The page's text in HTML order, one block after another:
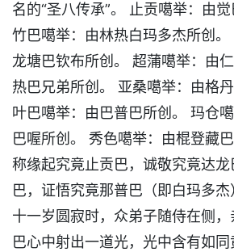
名的“圣八传承”。 止贡噶举：由觉
竹巴噶举：由林热白玛多杰所创
龙塘巴钦布所创。 超蒲噶举：由
热巴兄弟所创。 亚桑噶举：由格丹
叶巴噶举：由巴普巴所创。 玛仓
巴喔所创。 秀色噶举：由棍登藏
称缘起究竟止贡巴，诚敬究竟达
巴，证悟究竟那普巴（即白玛多
十一岁圆寂时，众弟子随侍在侧
巴心中射出一道光，光中含有如